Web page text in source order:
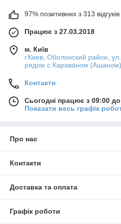
97% позитивних з 313 відгуків
Працює з 27.03.2018
м. Київ
г.Киев, Оболонский район,
рядом с Караваном (Ашаном),
Контакти
Сьогодні працює з 09:00
Показати весь графік
Про нас
Контакти
Доставка та оплата
Графік роботи